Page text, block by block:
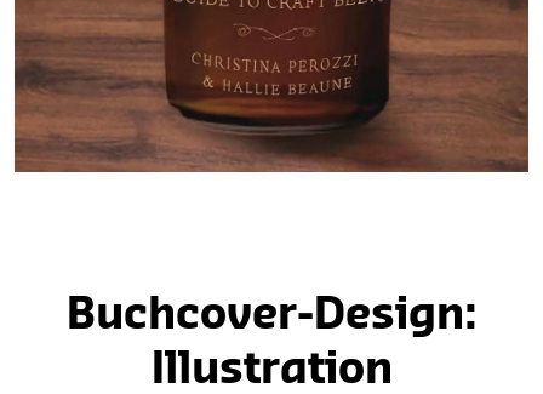
Buchcover-Design:
Illustration